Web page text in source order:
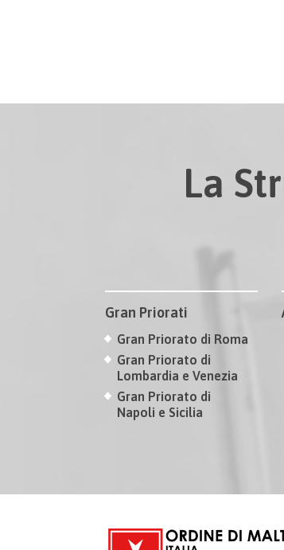
La
Gran Priorati
Gran Priorato di Roma
Gran Priorato di
Lombardia e Venezia
Gran Priorato di
Napoli e Sicilia